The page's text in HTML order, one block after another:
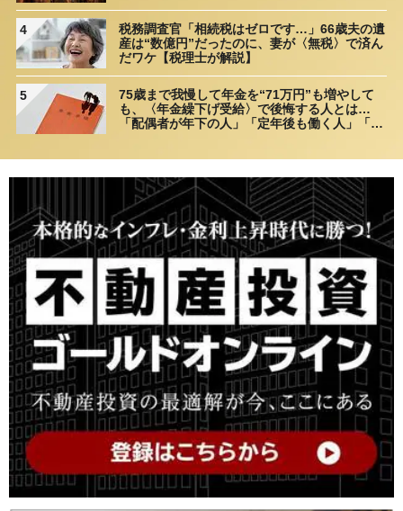
4
税務調査官「相続税はゼロです…」66歳夫の遺
産は“数億円”だったのに、妻が〈無税〉で済ん
だワケ【税理士が解説】
5
75歳まで我慢して年金を“71万円”も増やして
も、〈年金繰下げ受給〉で後悔する人とは…
「配偶者が年下の人」「定年後も働く人」「特